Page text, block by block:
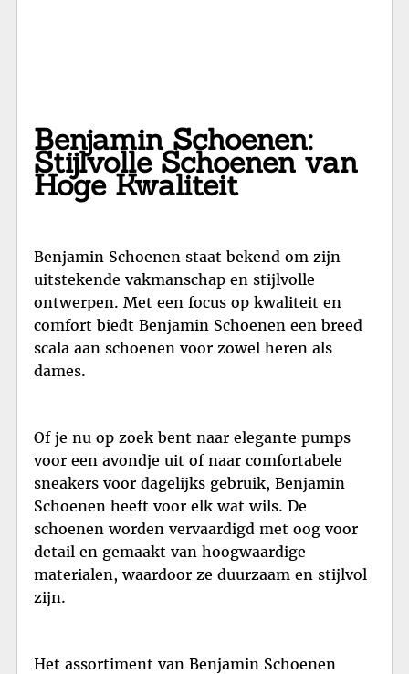
Benjamin Schoenen:
Stijlvolle Schoenen van
Hoge Kwaliteit
Benjamin Schoenen staat bekend om zijn
uitstekende vakmanschap en stijlvolle
ontwerpen. Met een focus op kwaliteit en
comfort biedt Benjamin Schoenen een breed
scala aan schoenen voor zowel heren als
dames.
Of je nu op zoek bent naar elegante pumps
voor een avondje uit of naar comfortabele
sneakers voor dagelijks gebruik, Benjamin
Schoenen heeft voor elk wat wils. De
schoenen worden vervaardigd met oog voor
detail en gemaakt van hoogwaardige
materialen, waardoor ze duurzaam en stijlvol
zijn.
Het assortiment van Benjamin Schoenen